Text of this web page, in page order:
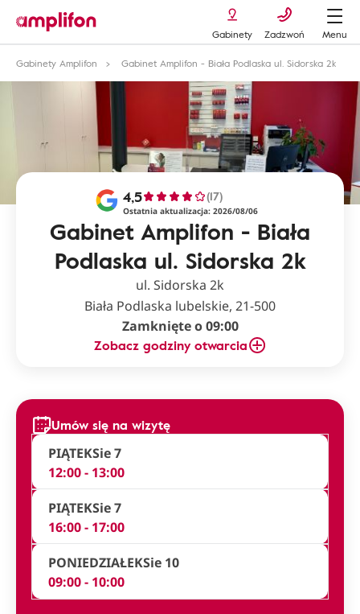
Gabinety Zadzwoń
Menu
Gabinety Amplifon
Gabinet Amplifon - Biała Podlaska ul. Sidorska 2k
Gabinet Amplifon - Biała
Podlaska ul. Sidorska 2k
4,5 (17)
Ostatnia aktualizacja: 2026/08/06
ul. Sidorska 2k
Biała Podlaska lubelskie, 21-500
Zamknięte o 09:00
Zobacz godziny otwarcia
Umów się na wizytę
PIĄTEKSie 7
12:00 - 13:00
PIĄTEKSie 7
16:00 - 17:00
PONIEDZIAŁEKSie 10
09:00 - 10:00